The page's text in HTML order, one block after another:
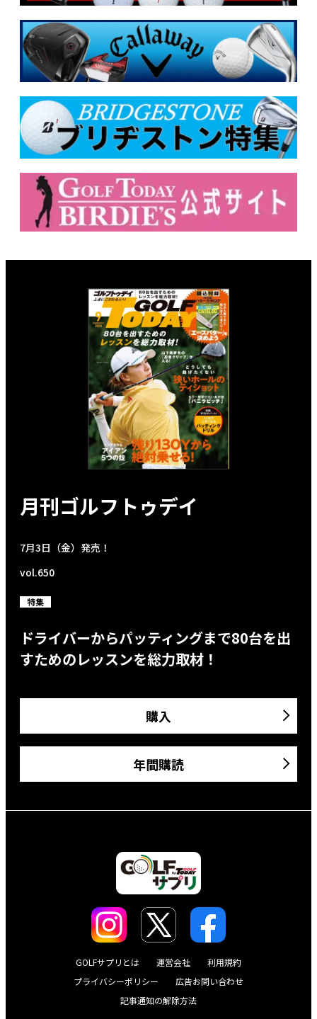
月刊ゴルフトゥデイ
7月3日（金）発売！
vol.650
特集
ドライバーからパッティングまで80台を出
すためのレッスンを総力取材！
購入
年間購読
GOLFサプリとは 運営会社
利用規約
プライバシーポリシー
広告お問い合わせ
記事通知の解除方法